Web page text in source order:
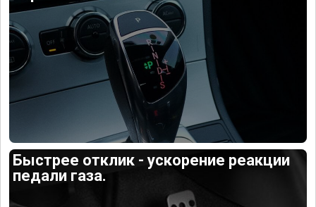
Быстрее отклик - ускорение реакции
педали газа.